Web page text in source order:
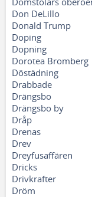
Don DeLillo
Donald Trump
Doping
Dopning
Dorotea Bromberg
Döstädning
Drabbade
Drängsbo
Drängsbo by
Dråp
Drenas
Drev
Dreyfusaffären
Dricks
Drivkrafter
Dröm